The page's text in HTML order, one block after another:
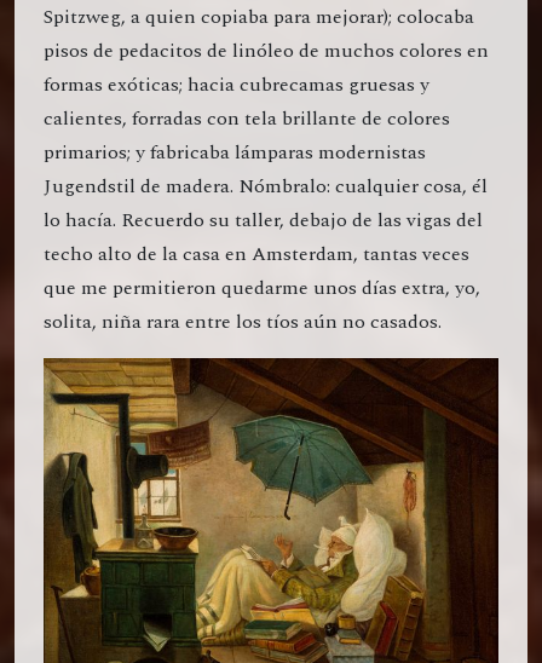
Spitzweg, a quien copiaba para mejorar); colocaba
pisos de pedacitos de linóleo de muchos colores en
formas exóticas; hacia cubrecamas gruesas y
calientes, forradas con tela brillante de colores
primarios; y fabricaba lámparas modernistas
Jugendstil de madera. Nómbralo: cualquier cosa, él
lo hacía. Recuerdo su taller, debajo de las vigas del
techo alto de la casa en Amsterdam, tantas veces
que me permitieron quedarme unos días extra, yo,
solita, niña rara entre los tíos aún no casados.